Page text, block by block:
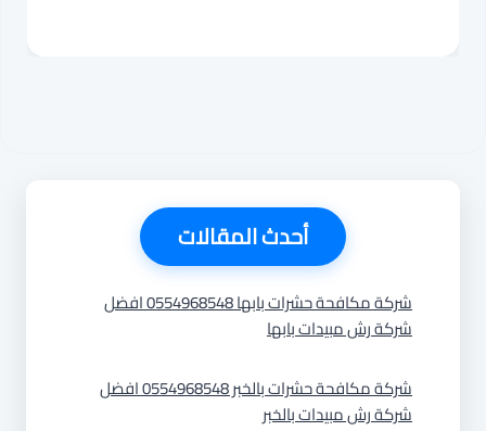
أحدث المقالات
شركة مكافحة حشرات بابها 0554968548 افضل
شركة رش مبيدات بابها
شركة مكافحة حشرات بالخبر 0554968548 افضل
شركة رش مبيدات بالخبر